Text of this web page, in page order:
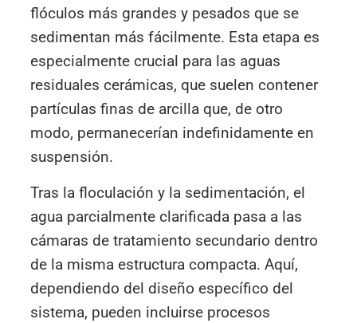
flóculos más grandes y pesados que se
sedimentan más fácilmente. Esta etapa es
especialmente crucial para las aguas
residuales cerámicas, que suelen contener
partículas finas de arcilla que, de otro
modo, permanecerían indefinidamente en
suspensión.
Tras la floculación y la sedimentación, el
agua parcialmente clarificada pasa a las
cámaras de tratamiento secundario dentro
de la misma estructura compacta. Aquí,
dependiendo del diseño específico del
sistema, pueden incluirse procesos